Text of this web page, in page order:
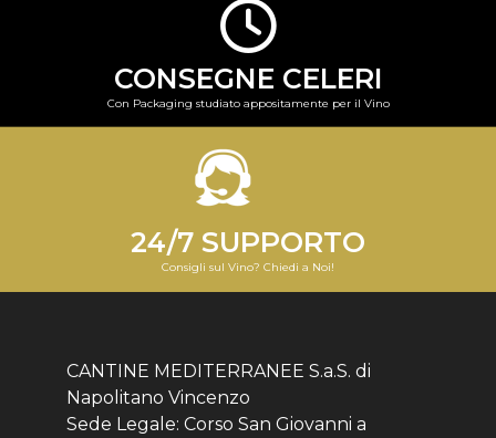
CONSEGNE CELERI
Con Packaging studiato appositamente per il Vino
24/7 SUPPORTO
Consigli sul Vino? Chiedi a Noi!
CANTINE MEDITERRANEE S.a.S. di
Napolitano Vincenzo
Sede Legale: Corso San Giovanni a